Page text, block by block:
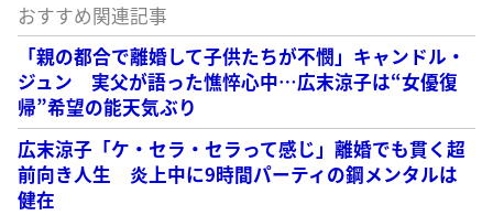
おすすめ関連記事
「親の都合で離婚して子供たちが不憫」キャンドル・
ジュン 実父が語った憔悴心中…広末涼子は“女優復
帰”希望の能天気ぶり
広末涼子「ケ・セラ・セラって感じ」離婚でも貫く超
前向き人生 炎上中に9時間パーティの鋼メンタルは
健在